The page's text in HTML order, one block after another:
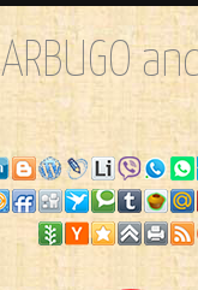
ARBUGO